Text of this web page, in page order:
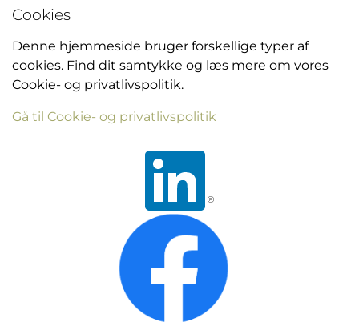
Cookies
Denne hjemmeside bruger forskellige typer af
cookies. Find dit samtykke og læs mere om vores
Cookie- og privatlivspolitik.
Gå til Cookie- og privatlivspolitik